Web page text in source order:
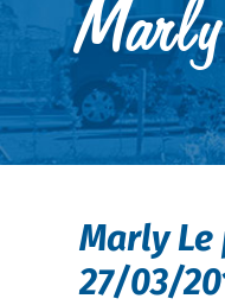
Marly
27/03/